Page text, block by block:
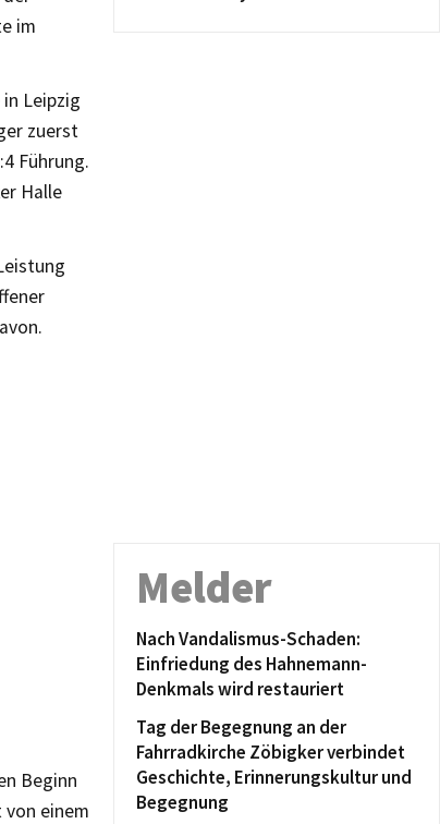
im
Leipzig
zuerst
Führung.
Halle
Beginn
einem
Melder
Nach Vandalismus-Schaden:
Einfriedung des Hahnemann-
Denkmals wird restauriert
Tag der Begegnung an der
Fahrradkirche Zöbigker verbindet
Geschichte, Erinnerungskultur und
Begegnung